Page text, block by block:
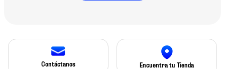
Contáctanos Encuentra tu Tienda